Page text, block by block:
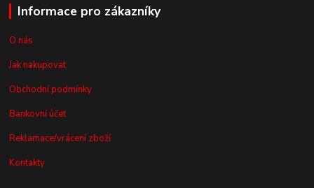
Informace pro zákazníky
O nás
Jak nakupovat
Obchodní podmínky
Bankovní účet
Reklamace/vrácení zboží
Kontakty